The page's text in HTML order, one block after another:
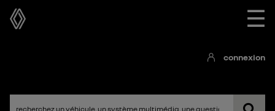
☰
connexion